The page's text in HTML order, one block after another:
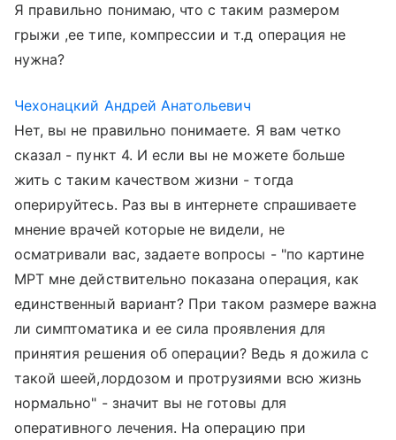
Я правильно понимаю, что с таким размером
грыжи ,ее типе, компрессии и т.д операция не
нужна?
Чехонацкий Андрей Анатольевич
Нет, вы не правильно понимаете. Я вам четко
сказал - пункт 4. И если вы не можете больше
жить с таким качеством жизни - тогда
оперируйтесь. Раз вы в интернете спрашиваете
мнение врачей которые не видели, не
осматривали вас, задаете вопросы - "по картине
МРТ мне действительно показана операция, как
единственный вариант? При таком размере важна
ли симптоматика и ее сила проявления для
принятия решения об операции? Ведь я дожила с
такой шеей,лордозом и протрузиями всю жизнь
нормально" - значит вы не готовы для
оперативного лечения. На операцию при